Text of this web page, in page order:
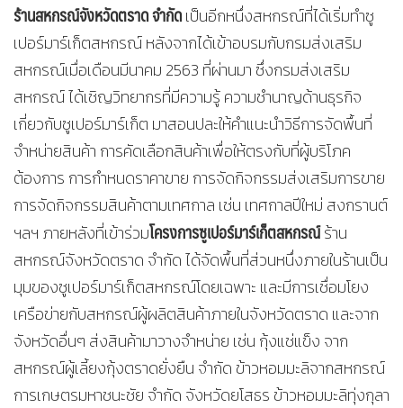
ร้านสหกรณ์จังหวัดตราด จำกัดเป็นอีกหนึ่งสหกรณ์ที่ได้เริ่มทำซู
เปอร์มาร์เก็ตสหกรณ์ หลังจากได้เข้าอบรมกับกรมส่งเสริม
สหกรณ์เมื่อเดือนมีนาคม 2563 ที่ผ่านมา ซึ่งกรมส่งเสริม
สหกรณ์ ได้เชิญวิทยากรที่มีความรู้ ความชำนาญด้านธุรกิจ
เกี่ยวกับซูเปอร์มาร์เก็ต มาสอนปละให้คำแนะนำวิธีการจัดพื้นที่
จำหน่ายสินค้า การคัดเลือกสินค้าเพื่อให้ตรงกับที่ผู้บริโภค
ต้องการ การกำหนดราคาขาย การจัดกิจกรรมส่งเสริมการขาย
การจัดกิจกรรมสินค้าตามเทศกาล เช่น เทศกาลปีใหม่ สงกรานต์
ฯลฯ ภายหลังที่เข้าร่วมโครงการซูเปอร์มาร์เก็ตสหกรณ์ร้าน
สหกรณ์จังหวัดตราด จำกัด ได้จัดพื้นที่ส่วนหนึ่งภายในร้านเป็น
มุมของซูเปอร์มาร์เก็ตสหกรณ์โดยเฉพาะ และมีการเชื่อมโยง
เครือข่ายกับสหกรณ์ผู้ผลิตสินค้าภายในจังหวัดตราด และจาก
จังหวัดอื่นๆ ส่งสินค้ามาวางจำหน่าย เช่น กุ้งแช่แข็ง จาก
สหกรณ์ผู้เลี้ยงกุ้งตราดยั่งยืน จำกัด ข้าวหอมมะลิจากสหกรณ์
การเกษตรมหาชนะชัย จำกัด จังหวัดยโสธร ข้าวหอมมะลิทุ่งกุลา